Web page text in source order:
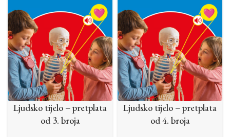
Ljudsko tijelo – pretplata
od 3. broja
Ljudsko tijelo – pretplata
od 4. broja